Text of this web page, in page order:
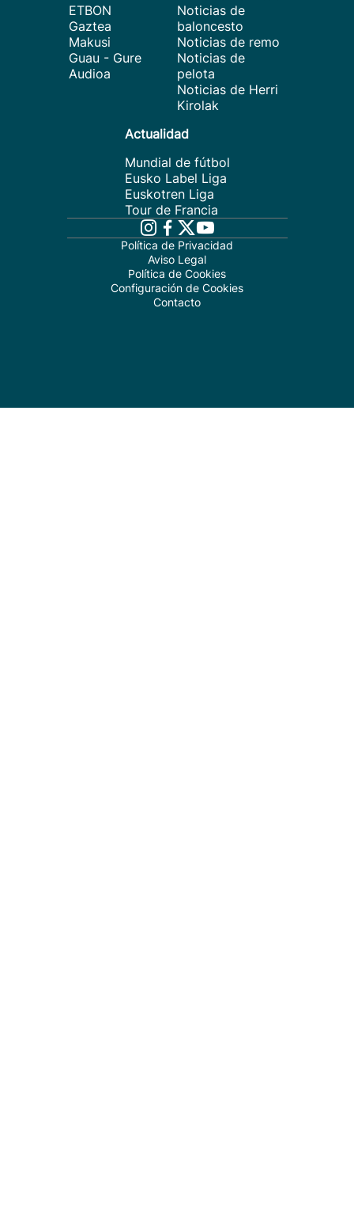
ETBON
Gaztea
Makusi
Guau - Gure
Audioa
Noticias de
baloncesto
Noticias de remo
Noticias de
pelota
Noticias de Herri
Kirolak
Actualidad
Mundial de fútbol
Eusko Label Liga
Euskotren Liga
Tour de Francia
Política de Privacidad
Aviso Legal
Política de Cookies
Configuración de Cookies
Contacto